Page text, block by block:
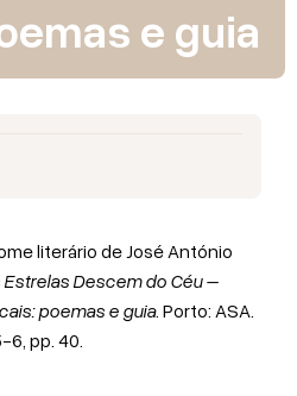
e guia
literário de José António
Estrelas Descem do Céu –
poemas e guia. Porto: ASA.
pp. 40.